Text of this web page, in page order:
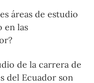
áreas de estudio
en las
de la carrera de
del Ecuador son